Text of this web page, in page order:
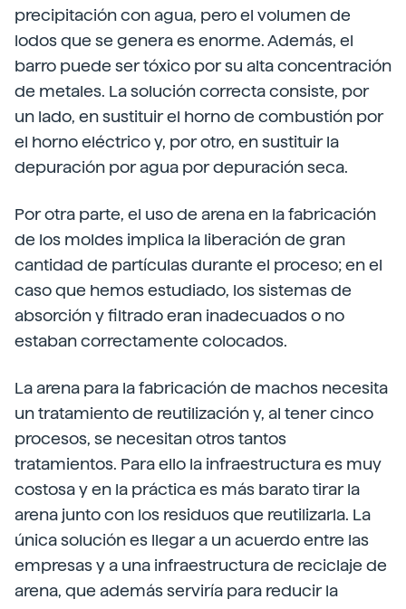
precipitación con agua, pero el volumen de
lodos que se genera es enorme. Además, el
barro puede ser tóxico por su alta concentración
de metales. La solución correcta consiste, por
un lado, en sustituir el horno de combustión por
el horno eléctrico y, por otro, en sustituir la
depuración por agua por depuración seca.
Por otra parte, el uso de arena en la fabricación
de los moldes implica la liberación de gran
cantidad de partículas durante el proceso; en el
caso que hemos estudiado, los sistemas de
absorción y filtrado eran inadecuados o no
estaban correctamente colocados.
La arena para la fabricación de machos necesita
un tratamiento de reutilización y, al tener cinco
procesos, se necesitan otros tantos
tratamientos. Para ello la infraestructura es muy
costosa y en la práctica es más barato tirar la
arena junto con los residuos que reutilizarla. La
única solución es llegar a un acuerdo entre las
empresas y a una infraestructura de reciclaje de
arena, que además serviría para reducir la